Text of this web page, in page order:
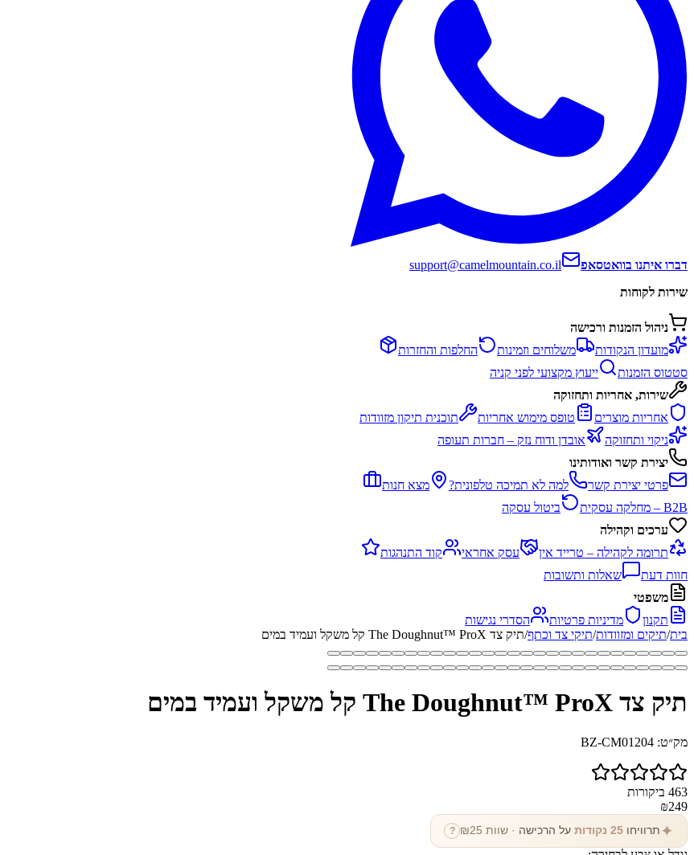
דברו איתנו בוואטסאפ
support@camelmountain.co.il
שירות לקוחות
ניהול הזמנות ורכישה
מועדון הנקודות
משלוחים וזמינות
החלפות והחזרות
סטטוס הזמנות
ייעוץ מקצועי לפני קניה
שירות, אחריות ותחזוקה
אחריות מוצרים
טופס מימוש אחריות
תוכנית תיקון מזוודות
ניקוי ותחזוקה
אובדן ודוח נזק – חברות תעופה
יצירת קשר ואודותינו
פרטי יצירת קשר
למה לא תמיכה טלפונית?
מצא חנות
B2B – מחלקה עסקית
ביטול עסקה
ערכים וקהילה
תרומה לקהילה – טרייד אין
עסק אחראי
קוד התנהגות
חוות דעת
שאלות ותשובות
משפטי
תקנון
מדיניות פרטיות
הסדרי נגישות
בית/תיקים ומזוודות/תיקי צד וכתף/תיק צד The Doughnut™ ProX קל משקל ועמיד במים
תיק צד The Doughnut™ ProX קל משקל ועמיד במים
מק״ט: BZ-CM01204
463 ביקורות
₪249
✦ תרוויחו 25 נקודות על הרכישה · שוות ₪ 25
?